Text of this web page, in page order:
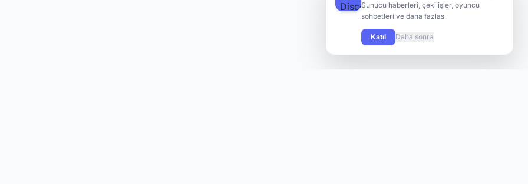
Sunucu haberleri, çekilişler, oyuncu
sohbetleri ve daha fazlası
Katıl Daha sonra